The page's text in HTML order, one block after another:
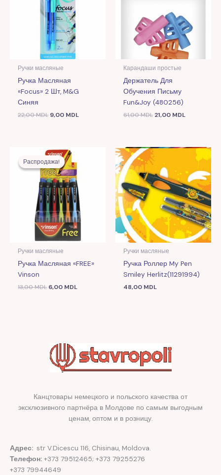
Ручки масляные
Ручка Масляная
«Focus» 2 Шт, M&G
Синяя
22,00MDL 9,00 MDL
Карандаши простые
Держатель Для
Обучения Письму
Fun&Joy (480256)
61,00MDL 21,00 MDL
Распродажа!
Распродажа!
Ручки масляные
Ручка Масляная «FREE»
Vinson
13,00MDL
Первоначальная
цена
составляла
13,00 MDL.
6,00 MDL
Ручки масляные
Ручка Роллер My Pen
Smiley Herlitz(11291994)
48,00 MDL
Канцтовары немецкого и польского качества от
эксклюзивного партнёра в Молдове по самым выгодным
ценам, оптом и в розницу.
Адрес: str V.Dicescu 116, Chisinau, Moldova.
Телефон: +373 79512465; +373 79255276
+373 79944649